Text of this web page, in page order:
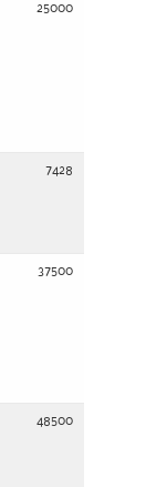
25000
7428
37500
48500